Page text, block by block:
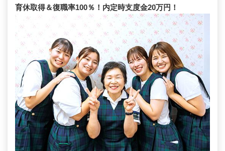
育休取得＆復職率100％！内定時支度金20万円！